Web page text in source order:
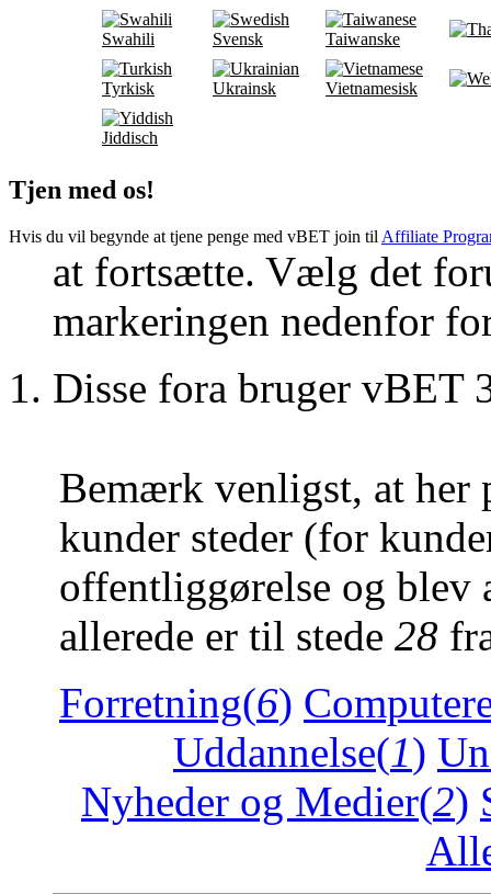
Swahili Svensk Taiwanske
Tyrkisk Ukrainsk Vietnamesisk
Jiddisch
Tjen med os!
Hvis du vil begynde at tjene penge med vBET join til Affiliate
at fortsætte. Vælg det
markeringen nedenfor
Disse fora bruger vBET
Bemærk venligst, at her
kunder steder (for
offentliggørelse og blev
allerede er til stede 28
Forretning(6)
Uddannelse(1)
Nyheder og Medier(2)